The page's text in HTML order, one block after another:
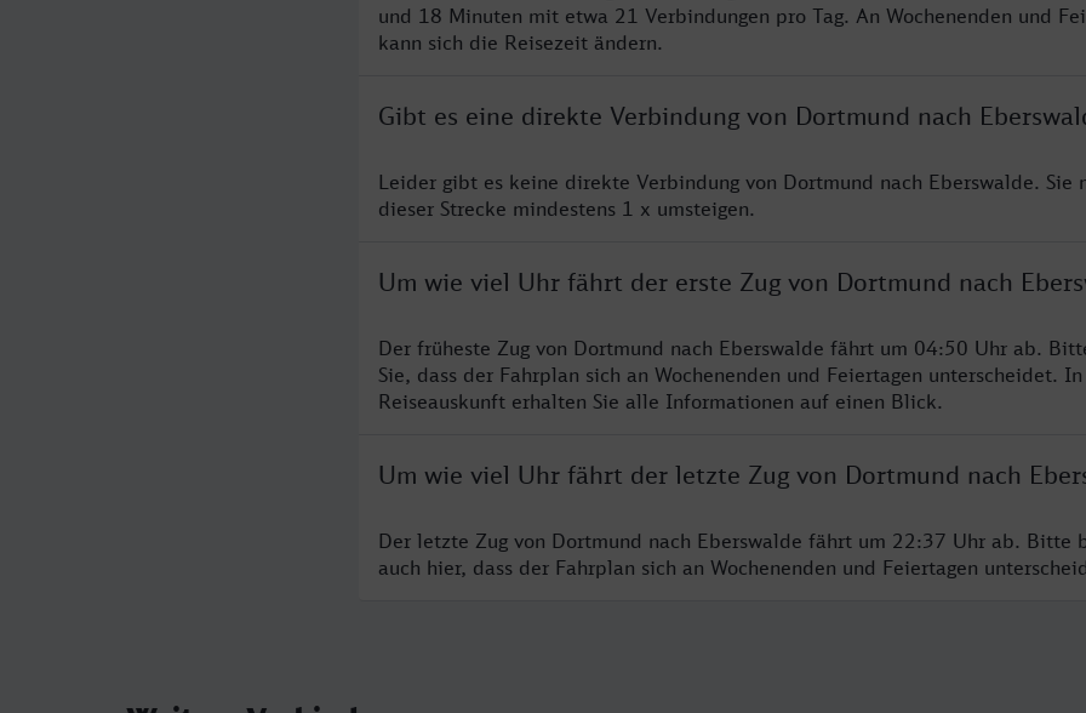
und 18 Minuten mit etwa 21 Verbindungen pro Tag. An Wochenenden und
kann sich die Reisezeit ändern.
Gibt es eine direkte Verbindung von Dortmund nach
Leider gibt es keine direkte Verbindung von Dortmund nach Eberswalde. Sie
dieser Strecke mindestens 1 x umsteigen.
Um wie viel Uhr fährt der erste Zug von Dortmund nach
Der früheste Zug von Dortmund nach Eberswalde fährt um 04:50 Uhr ab.
Sie, dass der Fahrplan sich an Wochenenden und Feiertagen unterscheidet.
Reiseauskunft erhalten Sie alle Informationen auf einen Blick.
Um wie viel Uhr fährt der letzte Zug von Dortmund nach
Der letzte Zug von Dortmund nach Eberswalde fährt um 22:37 Uhr ab. Bitte
auch hier, dass der Fahrplan sich an Wochenenden und Feiertagen